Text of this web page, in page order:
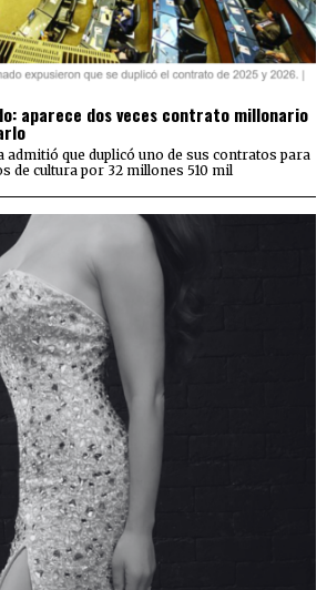
aparece dos veces contrato millonario
admitió que duplicó uno de sus contratos para
de cultura por 32 millones 510 mil